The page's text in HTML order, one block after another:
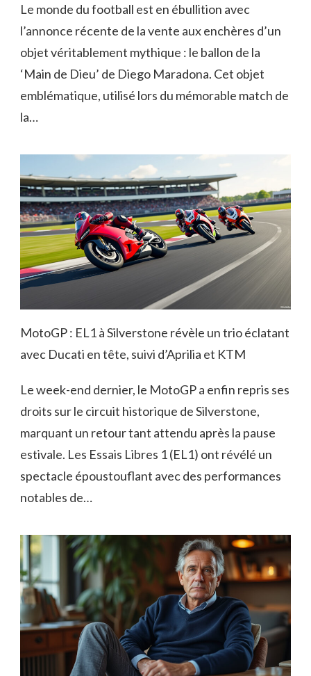
Le monde du football est en ébullition avec
l’annonce récente de la vente aux enchères d’un
objet véritablement mythique : le ballon de la
‘Main de Dieu’ de Diego Maradona. Cet objet
emblématique, utilisé lors du mémorable match de
la…
MotoGP : EL1 à Silverstone révèle un trio éclatant
avec Ducati en tête, suivi d’Aprilia et KTM
Le week-end dernier, le MotoGP a enfin repris ses
droits sur le circuit historique de Silverstone,
marquant un retour tant attendu après la pause
estivale. Les Essais Libres 1 (EL1) ont révélé un
spectacle époustouflant avec des performances
notables de…